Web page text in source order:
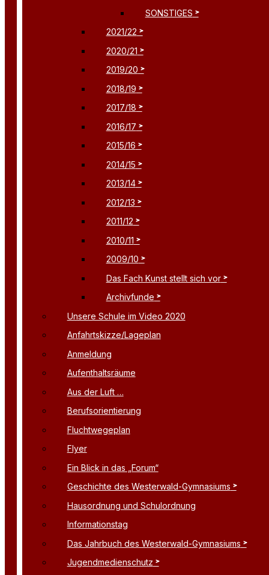
SONSTIGES
2021/22
2020/21
2019/20
2018/19
2017/18
2016/17
2015/16
2014/15
2013/14
2012/13
2011/12
2010/11
2009/10
Das Fach Kunst stellt sich vor
Archivfunde
Unsere Schule im Video 2020
Anfahrtskizze/Lageplan
Anmeldung
Aufenthaltsräume
Aus der Luft …
Berufsorientierung
Fluchtwegeplan
Flyer
Ein Blick in das „Forum“
Geschichte des Westerwald-Gymnasiums
Hausordnung und Schulordnung
Informationstag
Das Jahrbuch des Westerwald-Gymnasiums
Jugendmedienschutz